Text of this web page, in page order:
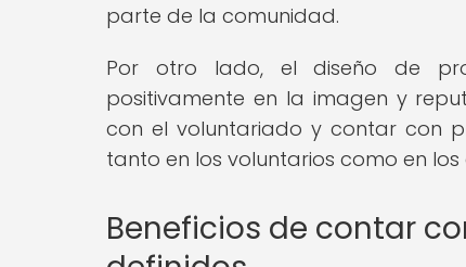
parte de la comunidad.
Por otro lado, el diseño de
positivamente en la imagen y
con el voluntariado y contar con
tanto en los voluntarios como en
Beneficios de contar